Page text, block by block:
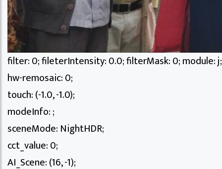
filter: 0; fileterIntensity: 0.0; filterMask: 0; module: j;
hw-remosaic: 0;
touch: (-1.0, -1.0);
modeInfo: ;
sceneMode: NightHDR;
cct_value: 0;
AI_Scene: (16, -1);